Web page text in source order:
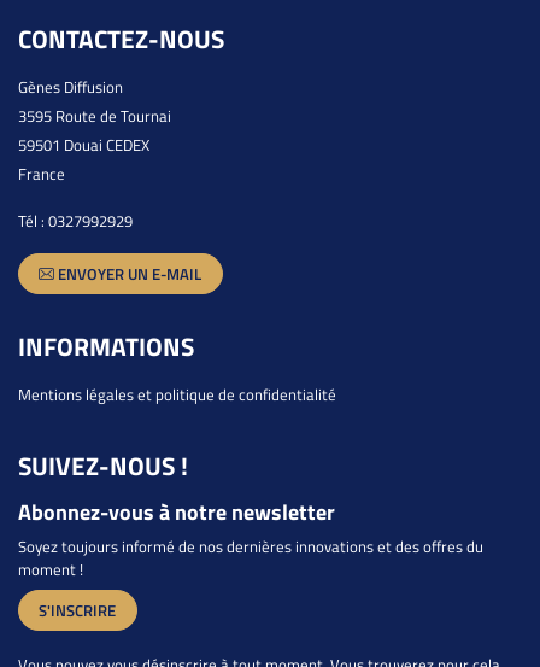
CONTACTEZ-NOUS
Gènes Diffusion
3595 Route de Tournai
59501 Douai CEDEX
France
Tél : 0327992929
ENVOYER UN E-MAIL
INFORMATIONS
Mentions légales et politique de confidentialité
SUIVEZ-NOUS !
Abonnez-vous à notre newsletter
Soyez toujours informé de nos dernières innovations et des offres du
moment !
S'INSCRIRE